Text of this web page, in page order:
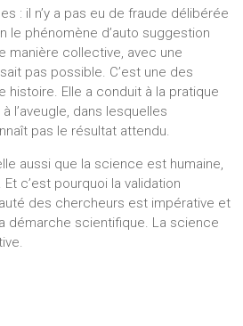
: il n’y a pas eu de fraude délibérée
le phénomène d’auto suggestion
manière collective, avec une
pas possible. C’est une des
Elle a conduit à la pratique
l’aveugle, dans lesquelles
pas le résultat attendu.
aussi que la science est humaine,
c’est pourquoi la validation
des chercheurs est impérative et
démarche scientifique. La science